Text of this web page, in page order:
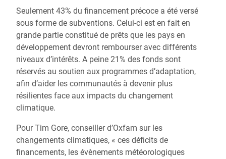
Seulement 43% du financement précoce a été versé
sous forme de subventions. Celui-ci est en fait en
grande partie constitué de prêts que les pays en
développement devront rembourser avec différents
niveaux d’intérêts. A peine 21% des fonds sont
réservés au soutien aux programmes d’adaptation,
afin d’aider les communautés à devenir plus
résilientes face aux impacts du changement
climatique.
Pour Tim Gore, conseiller d’Oxfam sur les
changements climatiques, « ces déficits de
financements, les évènements météorologiques